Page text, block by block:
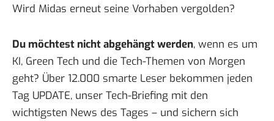
Wird Midas erneut seine Vorhaben vergolden?
Du möchtest nicht abgehängt werden, wenn es um
KI, Green Tech und die Tech-Themen von Morgen
geht? Über 12.000 smarte Leser bekommen jeden
Tag UPDATE, unser Tech-Briefing mit den
wichtigsten News des Tages – und sichern sich